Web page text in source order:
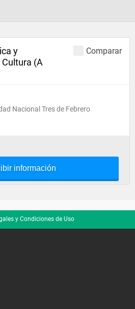
Comparar
y
(A
Nacional Tres de Febrero
información
y Condiciones de Uso